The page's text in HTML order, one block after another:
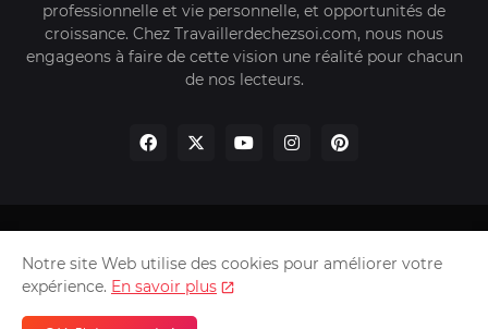
professionnelle et vie personnelle, et opportunités de
croissance. Chez Travaillerdechezsoi.com, nous nous
engageons à faire de cette vision une réalité pour chacun
de nos lecteurs.
Politique de Confidentialité
Nous Contacter
Tilifonat
Notre site Web utilise des cookies pour améliorer votre
expérience. En savoir plus